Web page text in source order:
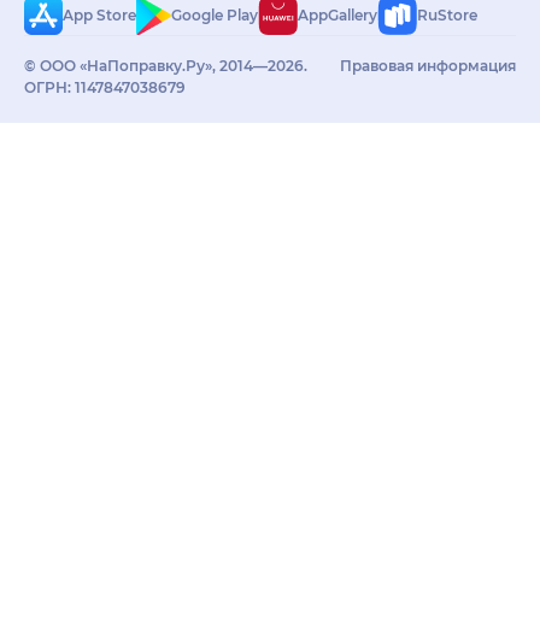
App Store
Google Play AppGallery RuStore
© ООО «НаПоправку.Ру», 2014—2026.
ОГРН: 1147847038679
Правовая информация